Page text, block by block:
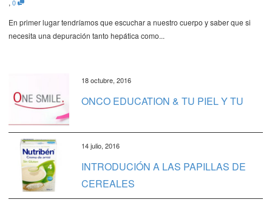
, 0
En primer lugar tendríamos que escuchar a nuestro cuerpo y saber que si
necesita una depuración tanto hepática como...
18 octubre, 2016
ONCO EDUCATION & TU PIEL Y TU
14 julio, 2016
INTRODUCIÓN A LAS PAPILLAS DE
CEREALES